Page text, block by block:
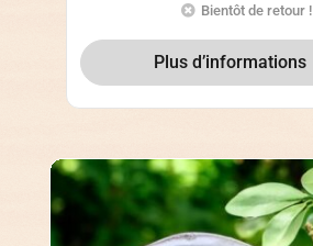
Bientôt de retour !
Plus d’informations